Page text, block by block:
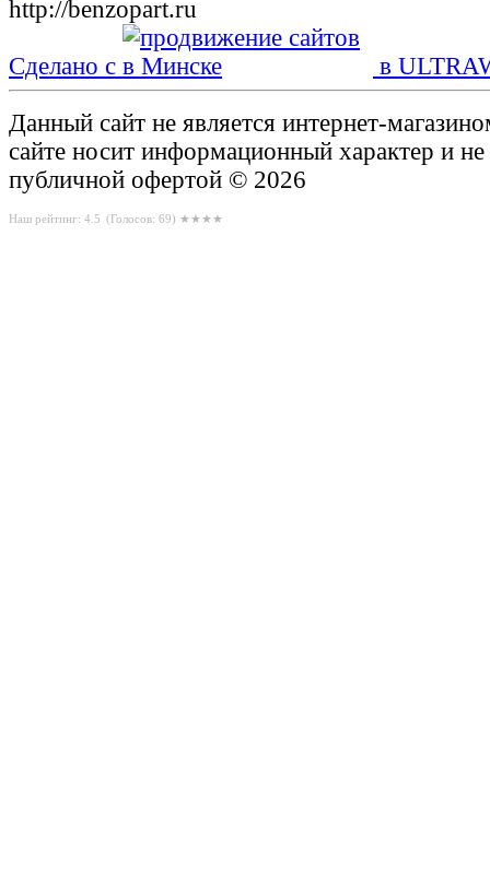
Сделано с в
Данный сайт не является интернет-
сайте носит информационный характер и не
публичной офертой © 2026
Наш рейтинг: 4.5 (Голосов: 69) ★★★★